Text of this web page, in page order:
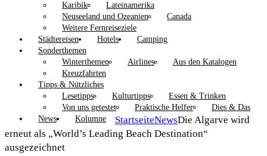
Karibik
Lateinamerika
Neuseeland und Ozeanien
Canada
Weitere Fernreiseziele
Städtereisen
Hotels
Camping
Sonderthemen
Winterthemen
Airlines
Aus den Katalogen
Kreuzfahrten
Tipps & Nützliches
Lesetipps
Kulturtipps
Essen & Trinken
Von uns getestet
Praktische Helfer
Dies & Das
News
Kolumne StartseiteNewsDie Algarve wird
erneut als „World’s Leading Beach Destination“
ausgezeichnet